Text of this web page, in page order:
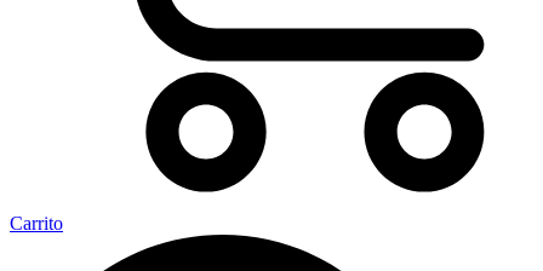
Carrito